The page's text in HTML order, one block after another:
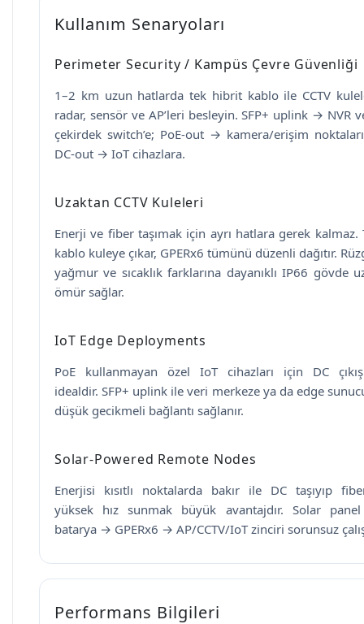
Kullanım Senaryoları
Perimeter Security / Kampüs Çevre Güvenliği
1–2 km uzun hatlarda tek hibrit kablo ile CCTV
radar, sensör ve AP’leri besleyin. SFP+ uplink → NVR
çekirdek switch’e; PoE-out → kamera/erişim
DC-out → IoT cihazlara.
Uzaktan CCTV Kuleleri
Enerji ve fiber taşımak için ayrı hatlara gerek kalmaz.
kablo kuleye çıkar, GPERx6 tümünü düzenli dağıtır.
yağmur ve sıcaklık farklarına dayanıklı IP66 gövde
ömür sağlar.
IoT Edge Deployments
PoE kullanmayan özel IoT cihazları için DC
idealdir. SFP+ uplink ile veri merkeze ya da edge
düşük gecikmeli bağlantı sağlanır.
Solar-Powered Remote Nodes
Enerjisi kısıtlı noktalarda bakır ile DC taşıyıp
yüksek hız sunmak büyük avantajdır. Solar
batarya → GPERx6 → AP/CCTV/IoT zinciri sorunsuz
Performans Bilgileri